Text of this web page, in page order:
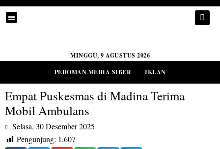
MINGGU, 9 AGUSTUS 2026
PEDOMAN MEDIA SIBER
IKLAN
Empat Puskesmas di Madina Terima
Mobil Ambulans
Selasa, 30 Desember 2025
Pengunjung: 1,607